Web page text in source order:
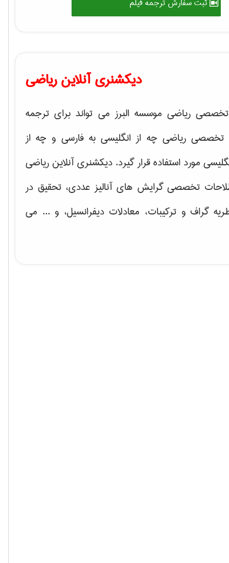
دیکشنری آنلاین ریاضی
ریاضی موسسه البرز می تواند برای ترجمه
تخصصی ریاضی چه از انگلیسی به فارسی و چه از
مورد استفاده قرار گیرد. دیکشنری آنلاین ریاضی
تخصصی گرایش هایآنالیز عددی، تحقیق در
گراف و تركیبات، معادلات دیفرانسیل، و ... می